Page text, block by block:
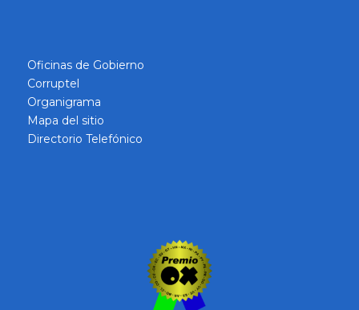
Oficinas de Gobierno
Corruptel
Organigrama
Mapa del sitio
Directorio Telefónico